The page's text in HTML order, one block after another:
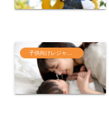
子供向けレジャー・遊び場